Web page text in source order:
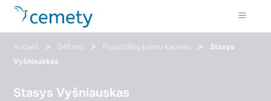
Accueil > Défunts > Pajautiškių kaimo kapinės >
Stasys
Vyšniauskas
Stasys Vyšniauskas